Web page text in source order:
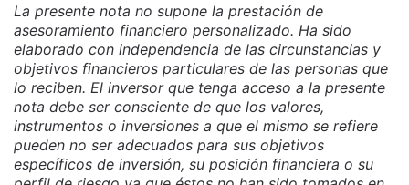
La presente nota no supone la prestación de
asesoramiento financiero personalizado. Ha sido
elaborado con independencia de las circunstancias y
objetivos financieros particulares de las personas que
lo reciben. El inversor que tenga acceso a la presente
nota debe ser consciente de que los valores,
instrumentos o inversiones a que el mismo se refiere
pueden no ser adecuados para sus objetivos
específicos de inversión, su posición financiera o su